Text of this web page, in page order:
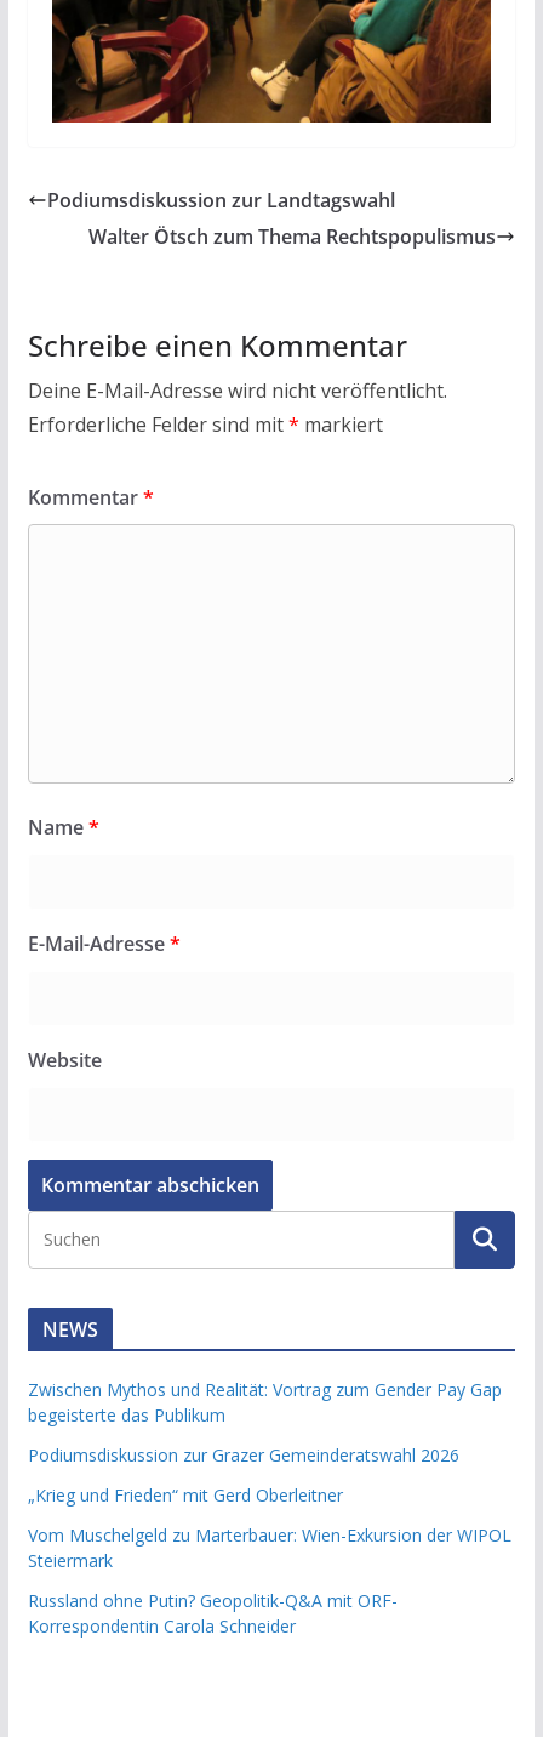
Podiumsdiskussion zur Landtagswahl
Walter Ötsch zum Thema Rechtspopulismus
Schreibe einen Kommentar
Deine E-Mail-Adresse wird nicht veröffentlicht.
Erforderliche Felder sind mit* markiert
Kommentar*
Name*
E-Mail-Adresse*
Website
NEWS
Zwischen Mythos und Realität: Vortrag zum Gender Pay Gap
begeisterte das Publikum
Podiumsdiskussion zur Grazer Gemeinderatswahl 2026
„Krieg und Frieden“ mit Gerd Oberleitner
Vom Muschelgeld zu Marterbauer: Wien-Exkursion der WIPOL
Steiermark
Russland ohne Putin? Geopolitik-Q&A mit ORF-
Korrespondentin Carola Schneider